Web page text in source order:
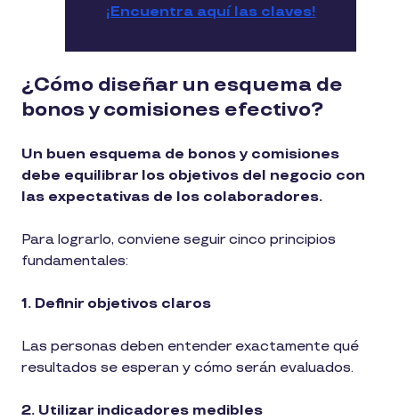
¡Encuentra aquí las claves!
¿Cómo diseñar un esquema de
bonos y comisiones efectivo?
Un buen esquema de bonos y comisiones
debe equilibrar los objetivos del negocio con
las expectativas de los colaboradores.
Para lograrlo, conviene seguir cinco principios
fundamentales:
1. Definir objetivos claros
Las personas deben entender exactamente qué
resultados se esperan y cómo serán evaluados.
2. Utilizar indicadores medibles